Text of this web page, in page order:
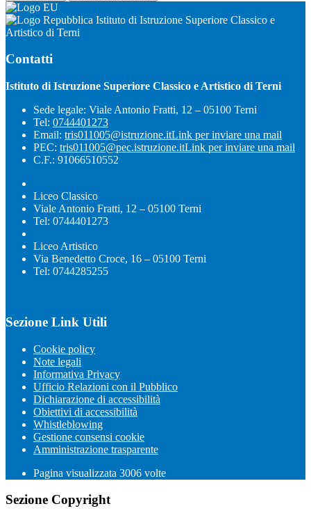
Istituto di Istruzione Superiore Classico e
Artistico di Terni
Contatti
Istituto di Istruzione Superiore Classico e Artistico di Terni
Sede legale: Viale Antonio Fratti, 12 – 05100 Terni
Tel: 0744401273
Email: tris011005@istruzione.itLink per inviare una mail
PEC: tris011005@pec.istruzione.itLink per inviare una mail
C.F.: 91066510552
Liceo Classico
Viale Antonio Fratti, 12 – 05100 Terni
Tel: 0744401273
Liceo Artistico
Via Benedetto Croce, 16 – 05100 Terni
Tel: 0744285255
Sezione Link Utili
Cookie policy
Note legali
Informativa Privacy
Ufficio Relazioni con il Pubblico
Dichiarazione di accessibilità
Obiettivi di accessibilità
Whistleblowing
Gestione consensi cookie
Amministrazione trasparente
Pagina visualizzata 3006 volte
Sezione Copyright